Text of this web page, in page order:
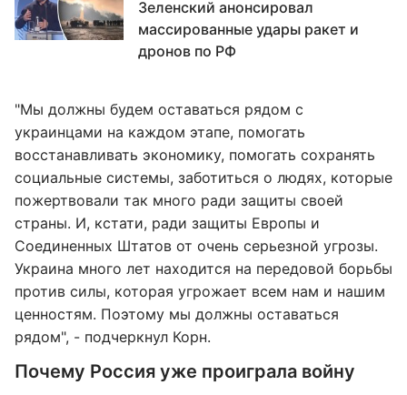
Зеленский анонсировал
массированные удары ракет и
дронов по РФ
"Мы должны будем оставаться рядом с
украинцами на каждом этапе, помогать
восстанавливать экономику, помогать сохранять
социальные системы, заботиться о людях, которые
пожертвовали так много ради защиты своей
страны. И, кстати, ради защиты Европы и
Соединенных Штатов от очень серьезной угрозы.
Украина много лет находится на передовой борьбы
против силы, которая угрожает всем нам и нашим
ценностям. Поэтому мы должны оставаться
рядом", - подчеркнул Корн.
Почему Россия уже проиграла войну